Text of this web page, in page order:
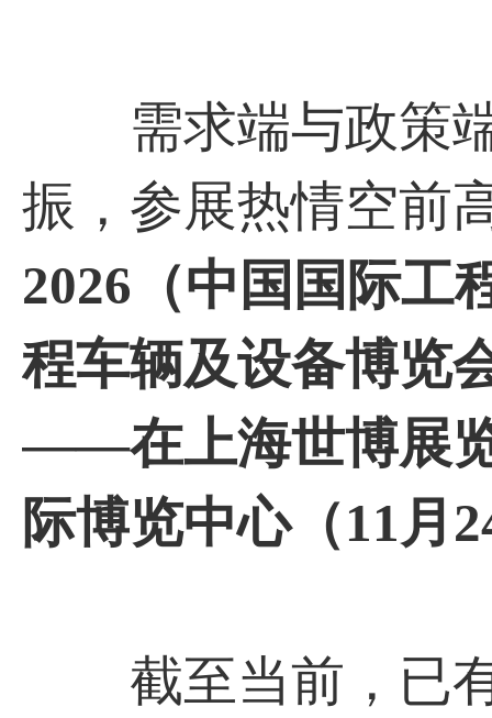
需求端与政策端
振，参展热情空前
2026（中国国际工
程车辆及设备博览
——在上海世博展
际博览中心（11月
截至当前，已有